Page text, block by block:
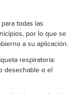
todas las
por lo que se
a su aplicación.
respiratoria:
desechable o el